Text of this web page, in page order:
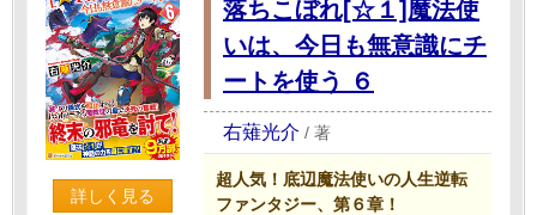
詳しく見る
落ちこぼれ[☆１]魔法使
いは、今日も無意識にチ
ートを使う ６
右薙光介 / 著
超人気！底辺魔法使いの人生逆転
ファンタジー、第６章！